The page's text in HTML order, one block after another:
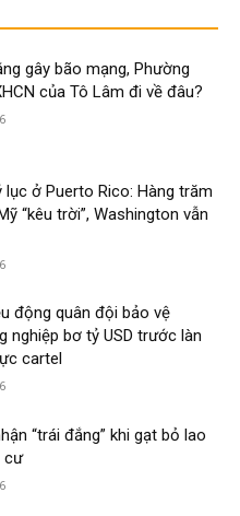
gây bão mạng, Phường
của Tô Lâm đi về đâu?
lục ở Puerto Rico: Hàng trăm
“kêu trời”, Washington vẫn
động quân đội bảo vệ
nghiệp bơ tỷ USD trước làn
cartel
“trái đắng” khi gạt bỏ lao
cư